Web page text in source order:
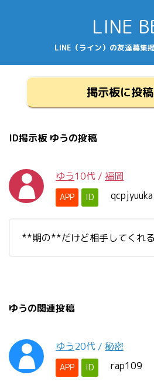
LINE
LINE（ライン）の友達募集
掲示板に投
ID掲示板 ゆうの投稿
ゆう10代 / 福岡
APP ID qcpjyuuka
**期の**だけど相手してくれ
ゆうの関連投稿
ゆう20代 / 秘密
APP ID rap109